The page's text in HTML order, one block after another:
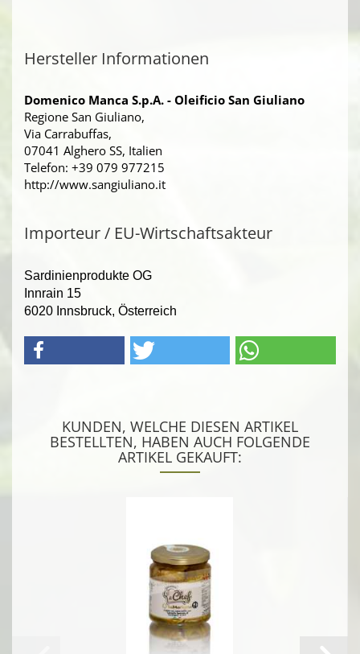
Hersteller Informationen
Domenico Manca S.p.A. - Oleificio San Giuliano
Regione San Giuliano,
Via Carrabuffas,
07041 Alghero SS, Italien
Telefon: +39 079 977215
http://www.sangiuliano.it
Importeur / EU-Wirtschaftsakteur
Sardinienprodukte OG
Innrain 15
6020 Innsbruck, Österreich
KUNDEN, WELCHE DIESEN ARTIKEL
BESTELLTEN, HABEN AUCH FOLGENDE
ARTIKEL GEKAUFT: